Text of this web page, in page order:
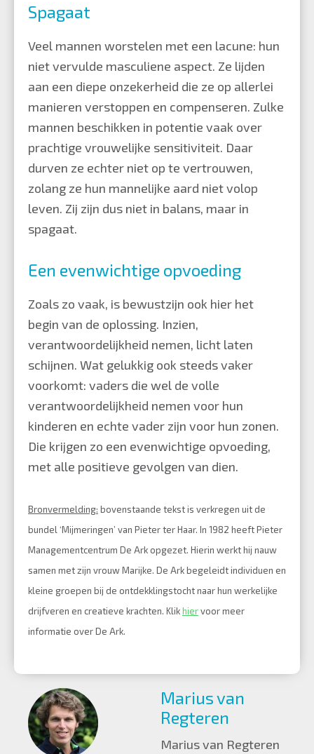
Spagaat
Veel mannen worstelen met een lacune: hun
niet vervulde masculiene aspect. Ze lijden
aan een diepe onzekerheid die ze op allerlei
manieren verstoppen en compenseren. Zulke
mannen beschikken in potentie vaak over
prachtige vrouwelijke sensitiviteit. Daar
durven ze echter niet op te vertrouwen,
zolang ze hun mannelijke aard niet volop
leven. Zij zijn dus niet in balans, maar in
spagaat.
Een evenwichtige opvoeding
Zoals zo vaak, is bewustzijn ook hier het
begin van de oplossing. Inzien,
verantwoordelijkheid nemen, licht laten
schijnen. Wat gelukkig ook steeds vaker
voorkomt: vaders die wel de volle
verantwoordelijkheid nemen voor hun
kinderen en echte vader zijn voor hun zonen.
Die krijgen zo een evenwichtige opvoeding,
met alle positieve gevolgen van dien.
Bronvermelding: bovenstaande tekst is verkregen uit de
bundel ‘Mijmeringen’ van Pieter ter Haar. In 1982 heeft Pieter
Managementcentrum De Ark opgezet. Hierin werkt hij nauw
samen met zijn vrouw Marijke. De Ark begeleidt individuen en
kleine groepen bij de ontdekklingstocht naar hun werkelijke
drijfveren en creatieve krachten. Klikhiervoor meer
informatie over De Ark.
Marius van
Regteren
Marius van Regteren